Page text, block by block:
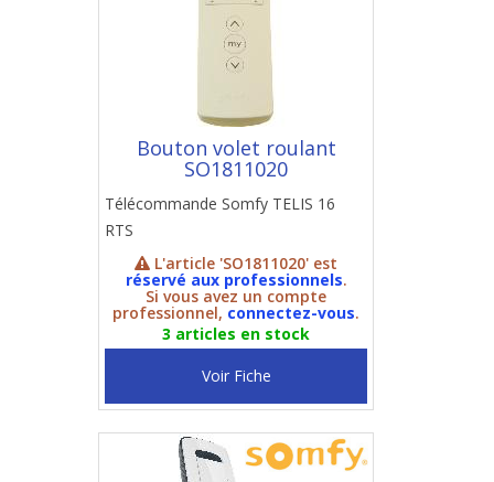
Bouton volet roulant
SO1811020
Télécommande Somfy TELIS 16
RTS
L'article 'SO1811020' est
réservé aux professionnels.
Si vous avez un compte
professionnel, connectez-vous.
3 articles en stock
Voir Fiche